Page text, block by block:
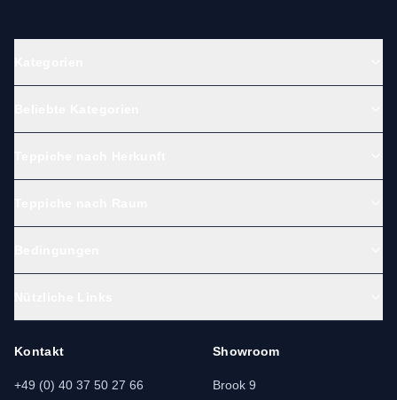
Kontakt
+49 (0) 40 37 50 27 66
Showroom
Brook 9